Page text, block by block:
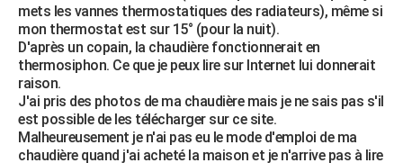
Art de vivre
Bien-être
Loisirs
Mode
Modes de vie
SANTE
Alimentation
Guide de la santé
Maladies
Médicaments
Sommeil
VOYAGE
Destinations
City break
Voyage nature
Voyage de noces
Forum
Climat
+PHOTO
GUIDES D'ACHAT
mets les vannes thermostatiques des radiateurs), même si
mon thermostat est sur 15° (pour la nuit).
D'après un copain, la chaudière fonctionnerait en
thermosiphon. Ce que je peux lire sur Internet lui donnerait
raison.
J'ai pris des photos de ma chaudière mais je ne sais pas s'il
est possible de les télécharger sur ce site.
Malheureusement je n'ai pas eu le mode d'emploi de ma
chaudière quand j'ai acheté la maison et je n'arrive pas à lire